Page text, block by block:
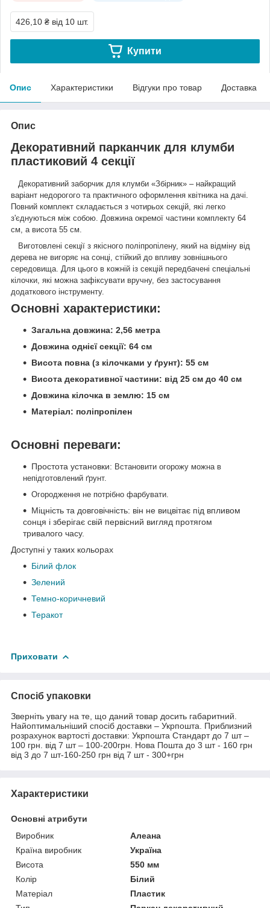
426,10 ₴ від 10 шт.
Купити
Опис Характеристики Відгуки про товар Доставка
Опис
Декоративний парканчик для клумби
пластиковий 4 секції
Декоративний заборчик для клумби «Збірник» – найкращий
варіант недорогого та практичного оформлення квітника на дачі.
Повний комплект складається з чотирьох секцій, які легко
з'єднуються між собою. Довжина окремої частини комплекту 64
см, а висота 55 см.
Виготовлені секції з якісного поліпропілену, який на відміну від
дерева не вигоряє на сонці, стійкий до впливу зовнішнього
середовища. Для цього в кожній із секцій передбачені спеціальні
кілочки, які можна зафіксувати вручну, без застосування
додаткового інструменту.
Основні характеристики:
Загальна довжина: 2,56 метра
Довжина однієї секції: 64 см
Висота повна (з кілочками у ґрунт): 55 см
Висота декоративної частини: від 25 см до 40 см
Довжина кілочка в землю: 15 см
Матеріал: поліпропілен
Основні переваги:
Простота установки: Встановити огорожу можна в
непідготовлений ґрунт.
Огородження не потрібно фарбувати.
Міцність та довговічність: він не вицвітає під впливом
сонця і зберігає свій первісний вигляд протягом
тривалого часу.
Доступні у таких кольорах
Білий флок
Зелений
Темно-коричневий
Теракот
Приховати
Спосіб упаковки
Зверніть увагу на те, що даний товар досить габаритний.
Найоптимальніший спосіб доставки – Укрпошта. Приблизний
розрахунок вартості доставки: Укрпошта Стандарт до 7 шт –
100 грн. від 7 шт – 100-200грн. Нова Пошта до 3 шт - 160 грн
від 3 до 7 шт-160-250 грн від 7 шт - 300+грн
Характеристики
Основні атрибути
Виробник
Алеана
Країна виробник
Україна
Висота
550 мм
Колір
Білий
Матеріал
Пластик